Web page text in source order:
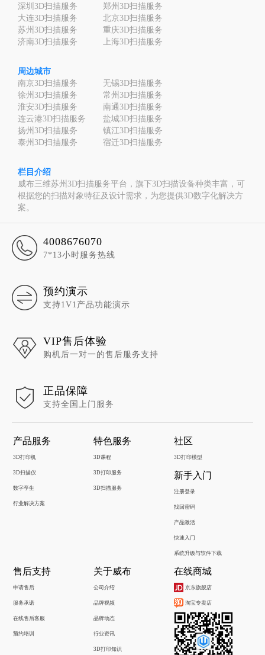
深圳3D扫描服务
郑州3D扫描服务
大连3D扫描服务
北京3D扫描服务
苏州3D扫描服务
重庆3D扫描服务
济南3D扫描服务
上海3D扫描服务
周边城市
南京3D扫描服务
无锡3D扫描服务
徐州3D扫描服务
常州3D扫描服务
淮安3D扫描服务
南通3D扫描服务
连云港3D扫描服务
盐城3D扫描服务
扬州3D扫描服务
镇江3D扫描服务
泰州3D扫描服务
宿迁3D扫描服务
栏目介绍
威布三维苏州3D扫描服务平台，旗下3D扫描设备种类丰富，可
根据您的扫描对象特征及设计需求，为您提供3D数字化解决方
案。
4008676070
7*13小时服务热线
预约演示
支持1V1产品功能演示
VIP售后体验
购机后一对一的售后服务支持
正品保障
支持全国上门服务
产品服务
3D打印机
3D扫描仪
数字孪生
行业解决方案
特色服务
3D课程
3D打印服务
3D扫描服务
社区
3D打印模型
新手入门
注册登录
找回密码
产品激活
快速入门
系统升级与软件下载
售后支持
申请售后
服务承诺
在线售后客服
预约培训
关于威布
公司介绍
品牌视频
品牌动态
行业资讯
3D打印知识
在线商城
京东旗舰店
淘宝专卖店